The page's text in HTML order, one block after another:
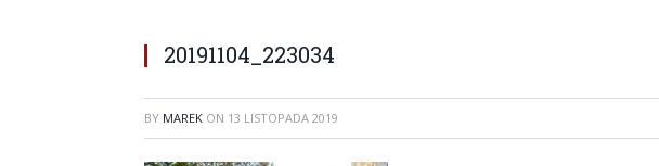
20191104_223034
BY MAREK ON 13 LISTOPADA 2019